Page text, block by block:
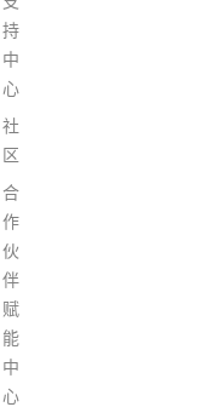
持
中
心
社
区
合
作
伙
伴
赋
能
中
心